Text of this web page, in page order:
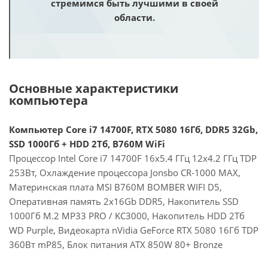
стремимся быть лучшими в своей
области.
Основные характеристики
компьютера
Компьютер Core i7 14700F, RTX 5080 16Гб, DDR5 32Gb,
SSD 1000Гб + HDD 2Тб, B760M WiFi
Процессор Intel Core i7 14700F 16x5.4 ГГц 12x4.2 ГГц TDP
253Вт, Охлаждение процессора Jonsbo CR-1000 MAX,
Материнская плата MSI B760M BOMBER WIFI D5,
Оперативная память 2x16Gb DDR5, Накопитель SSD
1000Гб M.2 MP33 PRO / KC3000, Накопитель HDD 2Тб
WD Purple, Видеокарта nVidia GeForce RTX 5080 16Гб TDP
360Вт mP85, Блок питания ATX 850W 80+ Bronze